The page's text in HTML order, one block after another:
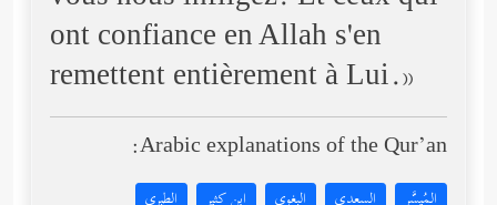
ont confiance en Allah s'en
remettent entièrement à Lui.»
Arabic explanations of the Qur’an:
المُيسَّر السعدي البغوي ابن كثير الطبري